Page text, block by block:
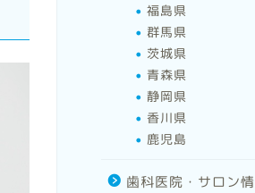
福島県
群馬県
茨城県
青森県
静岡県
香川県
鹿児島
歯科医院・サロン